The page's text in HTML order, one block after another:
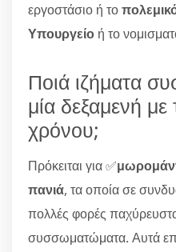
εργοστάσιο ή το
Υπουργείο ή το
Ποιά ιζήματα
μία δεξαμενή
χρόνου;
Πρόκειται για ✅
πανιά, τα οποία σε
πολλές φορές
συσσωματώματα. Αυτά